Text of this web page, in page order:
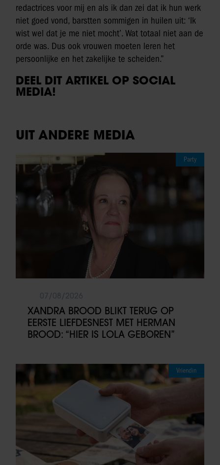
redactrices voor mij en als ik dan zei dat ik hun werk
niet goed vond, barstten sommigen in huilen uit: ‘Ik
wist wel dat je me niet mocht’. Wat totaal niet aan de
orde was. Dus ook vrouwen moeten leren het
persoonlijke en het zakelijke te scheiden.”
DEEL DIT ARTIKEL OP SOCIAL
MEDIA!
UIT ANDERE MEDIA
Party
XANDRA BROOD BLIKT TERUG OP
EERSTE LIEFDESNEST MET HERMAN
BROOD: “HIER IS LOLA GEBOREN”
Vriendin